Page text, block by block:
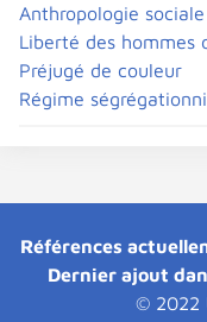
Anthropologie sociale
Liberté des hommes
Préjugé de couleur
Régime
Références
Dernier ajout
© 2022